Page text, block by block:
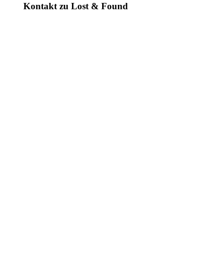
Kontakt zu Lost & Found